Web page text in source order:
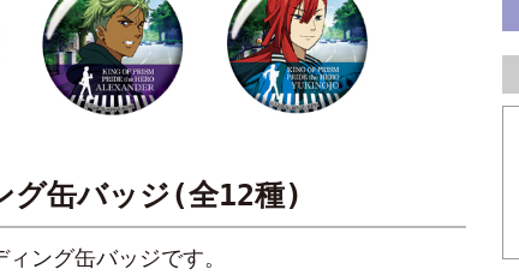
グ缶バッジ(全12種)
ング缶バッジです。